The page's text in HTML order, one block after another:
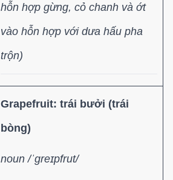
hỗn hợp gừng, cỏ chanh và ớt
vào hỗn hợp với dưa hấu pha
trộn)
Grapefruit: trái bưởi (trái
bòng)
noun /ˈɡreɪpfrut/